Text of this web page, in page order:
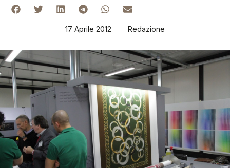
17 Aprile 2012 Redazione